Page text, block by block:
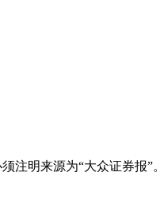
注明来源为“大众证券报”。